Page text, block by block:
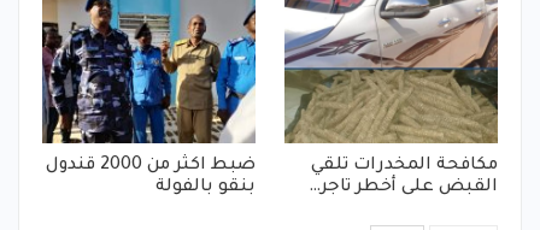
مكافحة المخدرات تلقي
القبض على أخطر تاجر…
ضبط اكثر من 2000 قندول
بنقو بالفولة